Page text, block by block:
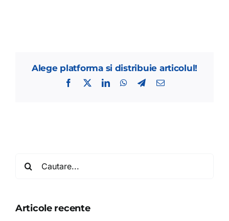
Alege platforma si distribuie articolul!
Facebook
X LinkedInWhatsApp
Telegram
E-
Articole recente